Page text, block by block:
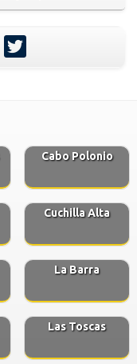
Cabo Polonio
Cuchilla Alta
La Barra
Las Toscas